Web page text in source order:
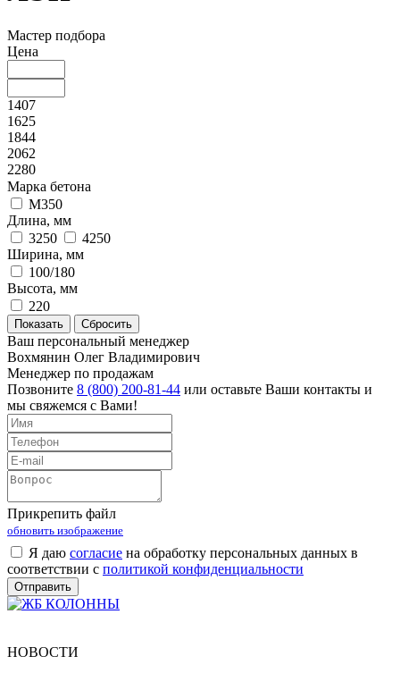
Мастер подбора
Цена
1407
1625
1844
2062
2280
Марка бетона
М350
Длина, мм
3250
4250
Ширина, мм
100/180
Высота, мм
220
Ваш персональный менеджер
Вохмянин Олег Владимирович
Менеджер по продажам
Позвоните 8 (800) 200-81-44 или оставьте Ваши контакты и
мы свяжемся с Вами!
Прикрепить файл
обновить изображение
Я даю согласие на обработку персональных данных в
соответствии с политикой конфиденциальности
НОВОСТИ